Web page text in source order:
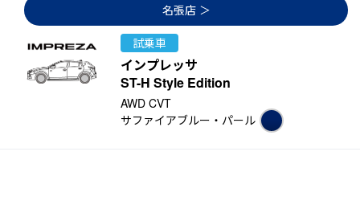
名張店
試乗車
インプレッサ
ST-H Style Edition
AWD CVT
サファイアブルー・パール